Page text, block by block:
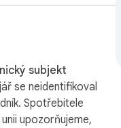
nemění interní
zachytí
kancelářské
nástroji na ochranu
subjekt
se neidentifikoval
Spotřebitele
upozorňujeme,